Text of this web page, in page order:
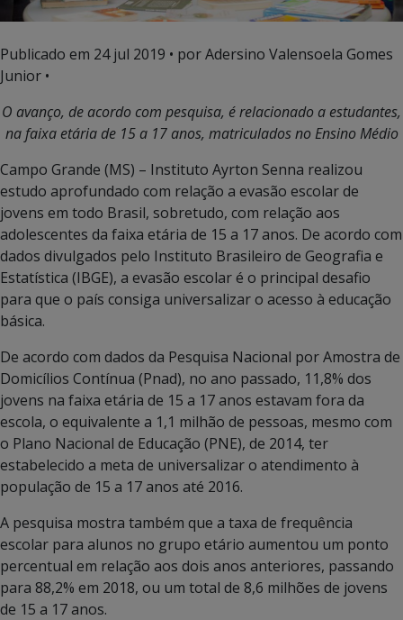
Publicado em 24 jul 2019 • por Adersino Valensoela Gomes
Junior •
O avanço, de acordo com pesquisa, é relacionado a estudantes,
na faixa etária de 15 a 17 anos, matriculados no Ensino Médio
Campo Grande (MS) – Instituto Ayrton Senna realizou
estudo aprofundado com relação a evasão escolar de
jovens em todo Brasil, sobretudo, com relação aos
adolescentes da faixa etária de 15 a 17 anos. De acordo com
dados divulgados pelo Instituto Brasileiro de Geografia e
Estatística (IBGE), a evasão escolar é o principal desafio
para que o país consiga universalizar o acesso à educação
básica.
De acordo com dados da Pesquisa Nacional por Amostra de
Domicílios Contínua (Pnad), no ano passado, 11,8% dos
jovens na faixa etária de 15 a 17 anos estavam fora da
escola, o equivalente a 1,1 milhão de pessoas, mesmo com
o Plano Nacional de Educação (PNE), de 2014, ter
estabelecido a meta de universalizar o atendimento à
população de 15 a 17 anos até 2016.
A pesquisa mostra também que a taxa de frequência
escolar para alunos no grupo etário aumentou um ponto
percentual em relação aos dois anos anteriores, passando
para 88,2% em 2018, ou um total de 8,6 milhões de jovens
de 15 a 17 anos.